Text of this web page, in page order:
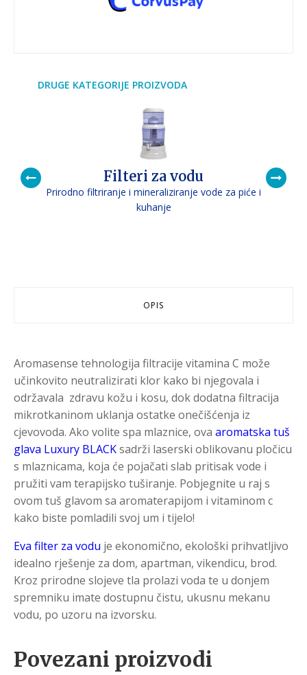
DRUGE KATEGORIJE PROIZVODA
Filteri za vodu
Prirodno filtriranje i mineraliziranje vode za piće i
kuhanje
OPIS
Aromasense tehnologija filtracije vitamina C može
učinkovito neutralizirati klor kako bi njegovala i
održavala zdravu kožu i kosu, dok dodatna filtracija
mikrotkaninom uklanja ostatke onečišćenja iz
cjevovoda. Ako volite spa mlaznice, ova aromatska tuš
glava Luxury BLACKsadrži laserski oblikovanu pločicu
s mlaznicama, koja će pojačati slab pritisak vode i
pružiti vam terapijsko tuširanje. Pobjegnite u raj s
ovom tuš glavom sa aromaterapijom i vitaminom c
kako biste pomladili svoj um i tijelo!
Eva filter za vodu je ekonomično, ekološki prihvatljivo
idealno rješenje za dom, apartman, vikendicu, brod.
Kroz prirodne slojeve tla prolazi voda te u donjem
spremniku imate dostupnu čistu, ukusnu mekanu
vodu, po uzoru na izvorsku.
Povezani proizvodi